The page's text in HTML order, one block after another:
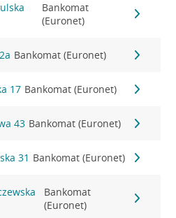
Bankomat
(Euronet)
Bankomat (Euronet)
17 Bankomat (Euronet)
43 Bankomat (Euronet)
31 Bankomat (Euronet)
Bankomat
(Euronet)